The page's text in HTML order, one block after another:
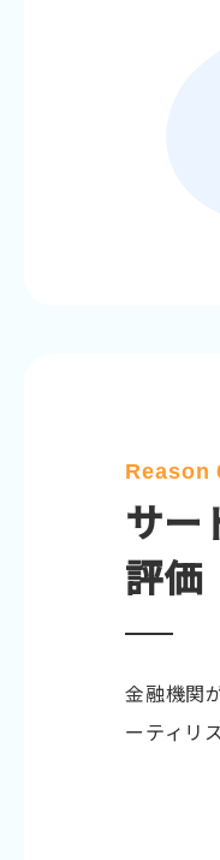
Reason
サー
評価
金融機関
ーティリ